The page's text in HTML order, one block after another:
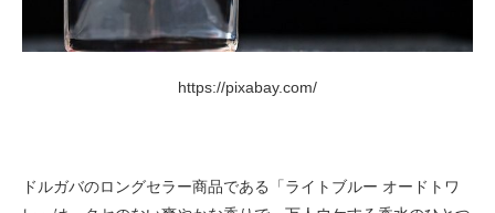
https://pixabay.com/
ドルガバのロングセラー商品である「ライトブルー オードトワ